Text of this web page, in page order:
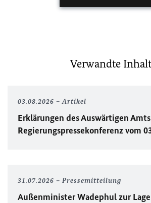
Verwandte
03.08.2026 Artikel
Erklärungen des Auswärtigen
Regierungspressekonferenz vom
31.07.2026 Pressemitteilung
Außenminister Wadephul zur